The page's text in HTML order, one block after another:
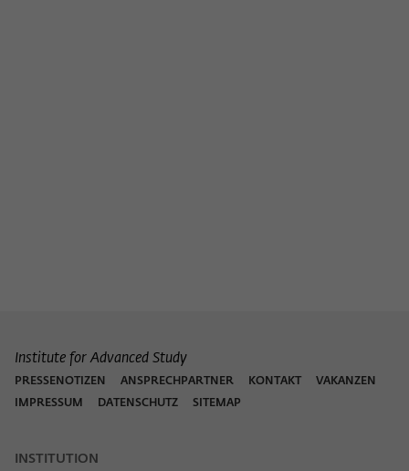
Institute for Advanced Study
PRESSENOTIZEN ANSPRECHPARTNER KONTAKT
VAKANZEN
IMPRESSUM
DATENSCHUTZ SITEMAP
INSTITUTION